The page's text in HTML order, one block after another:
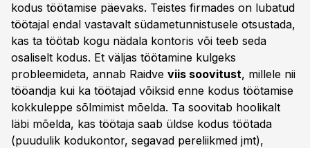
kodus töötamise päevaks. Teistes firmades on lubatud
töötajal endal vastavalt südametunnistusele otsustada,
kas ta töötab kogu nädala kontoris või teeb seda
osaliselt kodus. Et väljas töötamine kulgeks
probleemideta, annab Raidve viis soovitust, millele nii
tööandja kui ka töötajad võiksid enne kodus töötamise
kokkuleppe sõlmimist mõelda. Ta soovitab hoolikalt
läbi mõelda, kas töötaja saab üldse kodus töötada
(puudulik kodukontor, segavad pereliikmed jmt),